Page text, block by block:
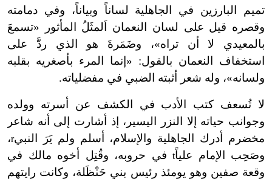
تميم البارزين في الجاهلية لساناً وبياناً، وفي دمامته
وقصره قيل على لسان النعمان اَلمثَلُ المأثور «تسمعَ
بالمعيدي لا أن تراه»، وضَمَرةَ هو الذي ردَّ على
استخفاف النعمان بالقول: «إنما المرء بأصغريه بقلبه
ولسانه»، وله شعر أثبته الضبي في مفضلياته.
لا تُسعف كتب الأدب في الكشف عن أسرته وولده
وجوانب حياته إلا النزر اليسير، إذ أشارت إلى أنه شاعر
مخضرم أدرك الجاهلية والإسلام، أسلم ولم يَرَ النبيr،
وصَحِب الإمام علياًt في حروبه، وقُتِل أخوه مالك في
وقعة صفين وهو يومئذ رئيس بني حَنْظَلة، وكانت رايتهم